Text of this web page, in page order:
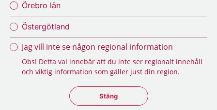
Örebro län
Östergötland
Jag vill inte se någon regional information
Obs! Detta val innebär att du inte ser regionalt innehåll
och viktig information som gäller just din region.
Stäng regionsväljaren
Stäng